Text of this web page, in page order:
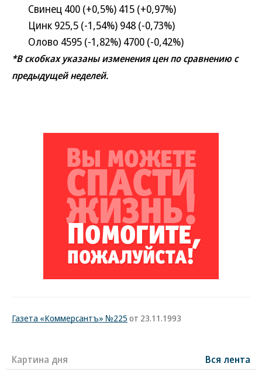
Свинец 400 (+0,5%) 415 (+0,97%)
Цинк 925,5 (-1,54%) 948 (-0,73%)
Олово 4595 (-1,82%) 4700 (-0,42%)
*В скобках указаны изменения цен по сравнению с
предыдущей неделей.
Газета «Коммерсантъ» №225 от 23.11.1993
Картина дня Вся лента